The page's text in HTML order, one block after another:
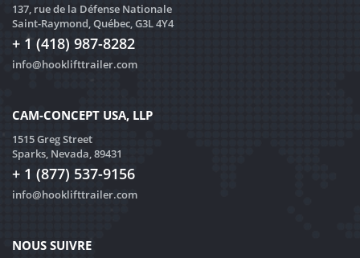
137, rue de la Défense Nationale
Saint-Raymond, Québec, G3L 4Y4
+ 1 (418) 987-8282
info@hooklifttrailer.com
CAM-CONCEPT USA, LLP
1515 Greg Street
Sparks, Nevada, 89431
+ 1 (877) 537-9156
info@hooklifttrailer.com
NOUS SUIVRE